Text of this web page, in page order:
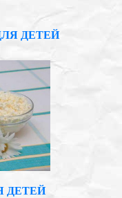
ДЕТЕЙ
ДЕТЕЙ